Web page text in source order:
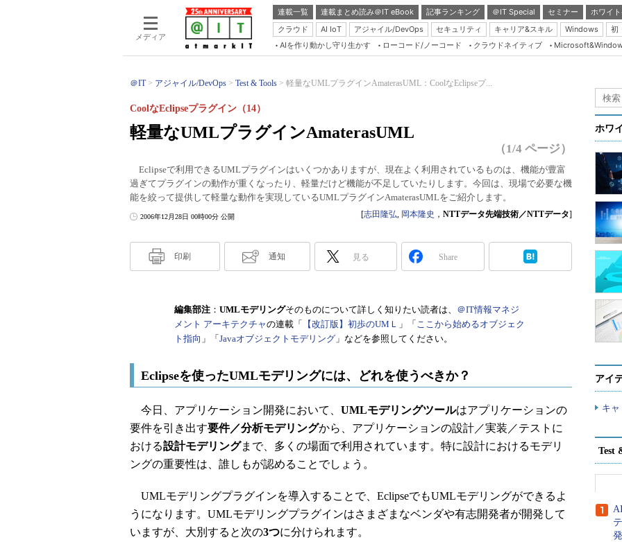
メディア
連載一覧 連載まとめ読み＠IT eBook 記事ランキング ＠IT Special セミナー
ホワイ
クラウド
AI IoT アジャイル/DevOps セキュリティ キャリア&スキル Windows
初
Server & Storage
Database Expert
Linux ＆ OSS
Master of IP Network
Security & Trust
AIを作り動かし守り生かす ローコード/ノーコード クラウドネイティブ
＠IT アジャイル/DevOps Test & Tools 軽量なUMLプラグインAmaterasUML：CoolなEclipseプ...
軽量なUMLプラグインAmaterasUML
CoolなEclipseプラグイン（14）
（1/4 ページ）
Eclipseで利用できるUMLプラグインはいくつかありますが、現在よく利用されているものは、機能が豊富
過ぎてプラグインの動作が重くなったり、軽量だけど機能が不足していたりします。今回は、現場で必要な機
能を絞って提供して軽量な動作を実現しているUMLプラグインAmaterasUMLをご紹介します。
2006年12月28日 00時00分 公開 [志田隆弘, 岡本隆史 ， NTTデータ先端技術／NTTデータ]
印刷 通知 見る Share
編集部注： UMLモデリングそのものについて詳しく知りたい読者は、 ＠IT情報マネジ
メント アーキテクチャの連載「 【改訂版】初歩のUMＬ 」「 ここから始めるオブジェク
ト指向 」「 Javaオブジェクトモデリング」などを参照してください。
Eclipseを使ったUMLモデリングには、どれを使うべきか？
今日、アプリケーション開発において、 UMLモデリングツールはアプリケーションの
要件を引き出す要件／分析モデリングから、アプリケーションの設計／実装／テストに
おける設計モデリングまで、多くの場面で利用されています。特に設計におけるモデリ
ングの重要性は、誰しもが認めることでしょう。
UMLモデリングプラグインを導入することで、EclipseでもUMLモデリングができるよ
うになります。UMLモデリングプラグインはさまざまなベンダや有志開発者が開発して
いますが、大別すると次の3つに分けられます。
ホワ
アイ
キ
Test